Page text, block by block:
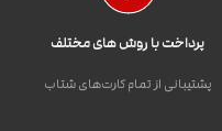
پرداخت با روش های مختلف
پشتیبانی از تمام کارت‌های شتاب